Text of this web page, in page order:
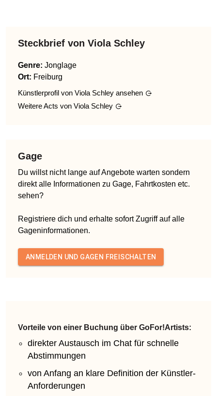
Steckbrief von Viola Schley
Genre: Jonglage
Ort: Freiburg
Künstlerprofil von Viola Schley ansehen
Weitere Acts von Viola Schley
Gage
Du willst nicht lange auf Angebote warten sondern
direkt alle Informationen zu Gage, Fahrtkosten etc.
sehen?
Registriere dich und erhalte sofort Zugriff auf alle
Gageninformationen.
ANMELDEN UND GAGEN FREISCHALTEN
Vorteile von einer Buchung über GoFor!Artists:
direkter Austausch im Chat für schnelle
Abstimmungen
von Anfang an klare Definition der Künstler-
Anforderungen